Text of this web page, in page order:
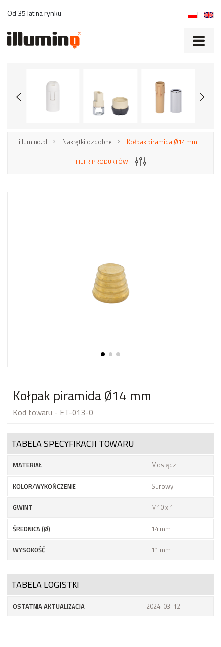
Od 35 lat na rynku
illumino.pl Nakrętki ozdobne Kołpak piramida Ø14 mm
FILTR PRODUKTÓW
Kołpak piramida Ø14 mm
Kod towaru - ET-013-0
TABELA SPECYFIKACJI TOWARU
MATERIAŁ Mosiądz
KOLOR/WYKOŃCZENIE Surowy
GWINT M10 x 1
ŚREDNICA (Ø) 14 mm
WYSOKOŚĆ 11 mm
TABELA LOGISTKI
OSTATNIA AKTUALIZACJA 2024-03-12